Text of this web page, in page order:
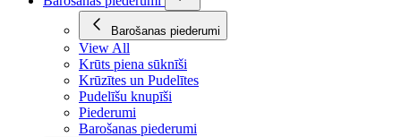
Barošanas piederumi
View All
Krūts piena sūknīši
Krūzītes un Pudelītes
Pudelīšu knupīši
Piederumi
Barošanas piederumi